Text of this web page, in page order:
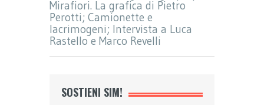
Mirafiori. La grafica di Pietro
Perotti; Camionette e
lacrimogeni; Intervista a Luca
Rastello e Marco Revelli
SOSTIENI SIM!